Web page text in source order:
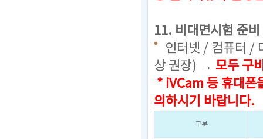
11. 비대면시험 준
인터넷 / 컴퓨터 /
상 권장) → 모두 구
* iVCam 등 휴대폰
의하시기 바랍니다.
구분